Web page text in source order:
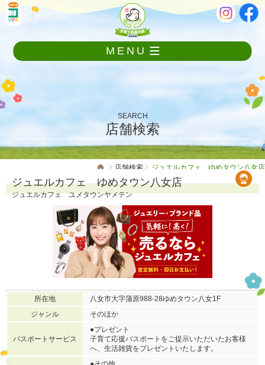
ニ
し
て
本
MENU
SEARCH
店舗検索
店舗検索 ジュエルカフェ ゆめタウン八女店
ジュエルカフェ ゆめタウン八女店
ジュエルカフェ ユメタウンヤメテン
所在地
八女市大字蒲原988-28ゆめタウン八女1F
ジャンル
そのほか
パスポートサービス
●プレゼント
子育て応援パスポートをご提示いただいたお客様
へ、生活雑貨をプレゼントいたします。